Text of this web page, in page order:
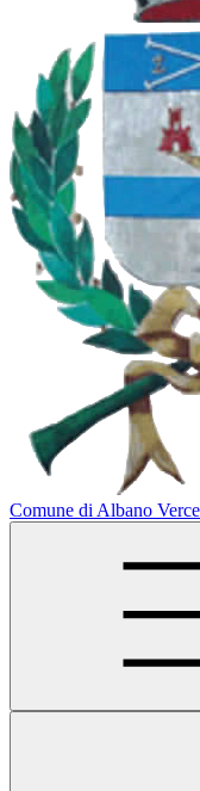
Comune di Albano